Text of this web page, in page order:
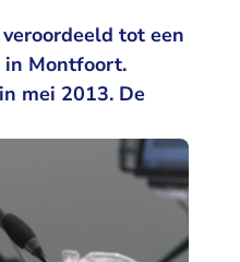
tot een
in Montfoort.
mei 2013. De